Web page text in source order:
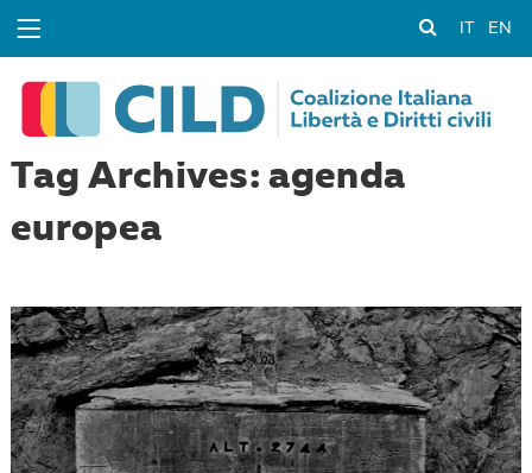
EN
Tag Archives: agenda
europea